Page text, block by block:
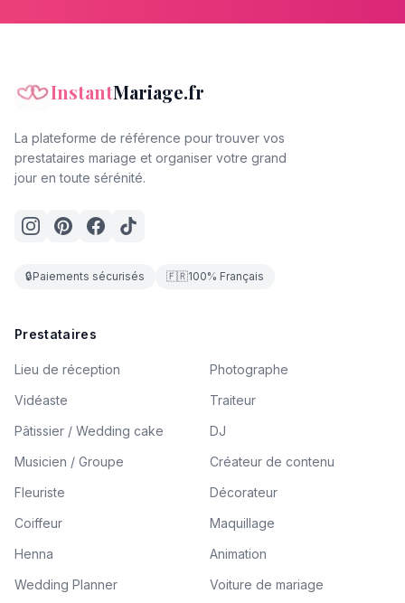
InstantMariage.fr
La plateforme de référence pour trouver vos
prestataires mariage et organiser votre grand
jour en toute sérénité.
🔒Paiements sécurisés 🇫🇷100% Français
Prestataires
Lieu de réception
Photographe
Vidéaste
Traiteur
Pâtissier / Wedding cake
DJ
Musicien / Groupe
Créateur de contenu
Fleuriste
Décorateur
Coiffeur
Maquillage
Henna
Animation
Wedding Planner
Voiture de mariage